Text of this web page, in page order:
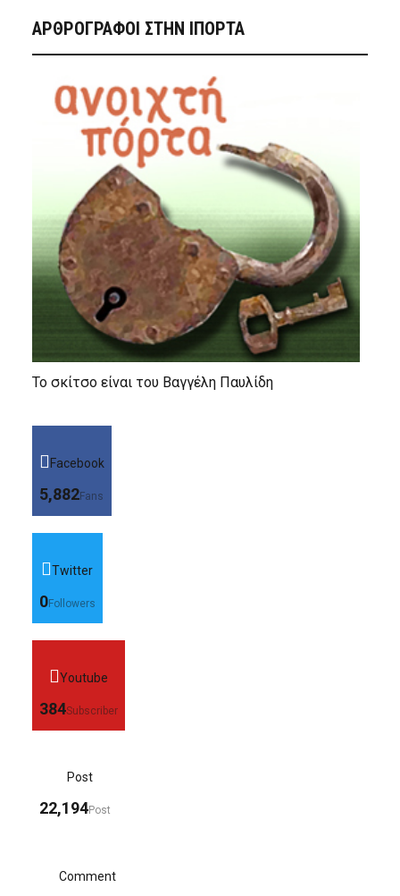
ΑΡΘΡΟΓΡΑΦΟΙ ΣΤΗΝ IΠΟΡΤΑ
Το σκίτσο είναι του Βαγγέλη Παυλίδη
Facebook
5,882Fans
Twitter
0Followers
Youtube
384Subscriber
Post
22,194Post
Comment